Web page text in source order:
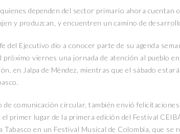
dependen del sector primario ahora cuentan
y produzcan, y encuentren un camino de
del Ejecutivo dio a conocer parte de su agenda
próximo viernes una jornada de atención al
en Jalpa de Méndez, mientras que el sábado
de comunicación circular, también envió
primer lugar de la primera edición del Festival
Tabasco en un Festival Musical de Colombia, que se